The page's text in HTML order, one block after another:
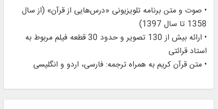
• صوت و متن برنامه تلویزیونی «درس‌هایی از قرآن» (از سال
1358 تا سال 1397)
• ارائه بیش از 130 تصویر و حدود 30 قطعه فیلم مربوط به
استاد قرائتی
• متن قرآن کریم به همراه ترجمه: فارسی، اردو و انگلیسی